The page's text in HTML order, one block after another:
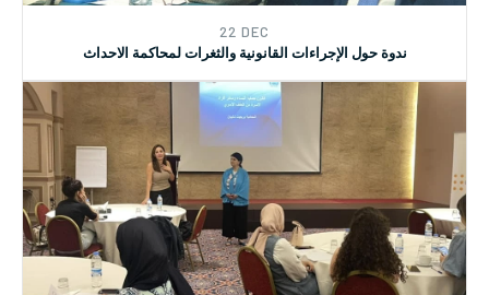
22 DEC
ندوة حول الإجراءات القانونية والثغرات لمحاكمة الاحداث